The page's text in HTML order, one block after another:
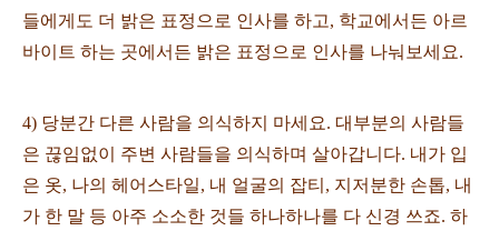
들에게도 더 밝은 표정으로 인사를 하고, 학교에서든 아르
바이트 하는 곳에서든 밝은 표정으로 인사를 나눠보세요.
4) 당분간 다른 사람을 의식하지 마세요. 대부분의 사람들
은 끊임없이 주변 사람들을 의식하며 살아갑니다. 내가 입
은 옷, 나의 헤어스타일, 내 얼굴의 잡티, 지저분한 손톱, 내
가 한 말 등 아주 소소한 것들 하나하나를 다 신경 쓰죠. 하